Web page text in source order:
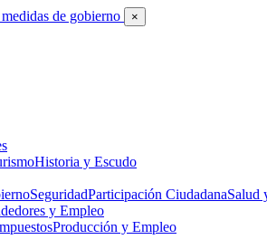
de gobierno ×
Historia y Escudo
SeguridadParticipación CiudadanaSalud
y Empleo
Producción y Empleo